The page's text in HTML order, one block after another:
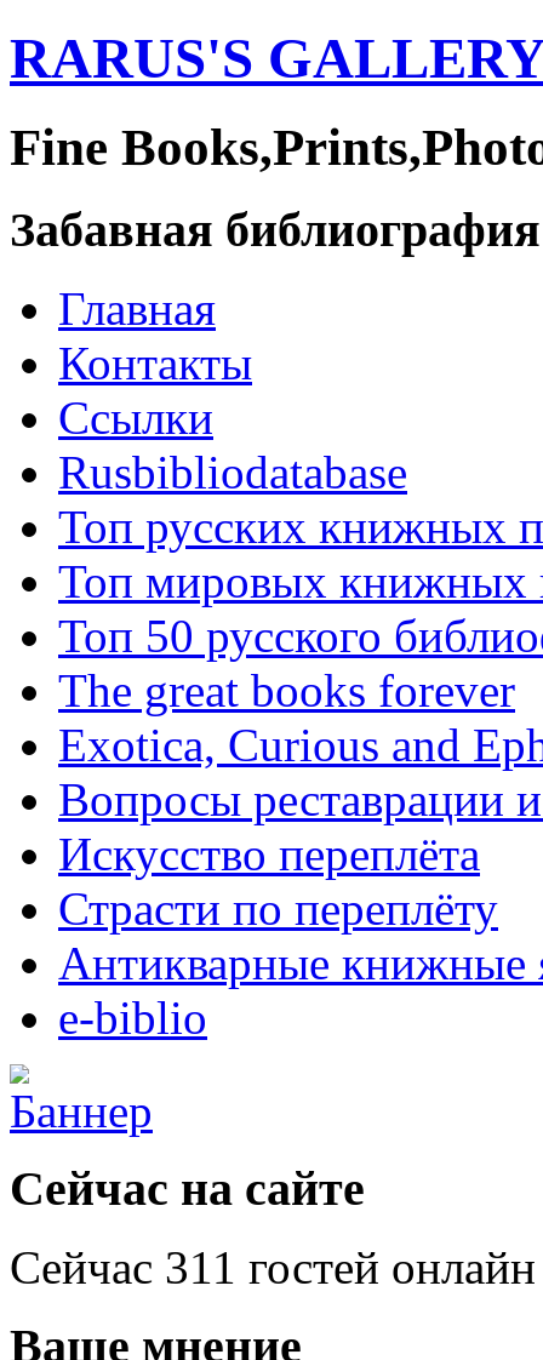
RARUS'S
Fine
Забавная библиография
Главная
Контакты
Ссылки
Rusbibliodatabase
Топ русских книжных
Топ мировых книжных
Топ 50 русского
The great books forever
Exotica, Curious and
Вопросы реставрации
Искусство переплёта
Страсти по переплёту
Антикварные книжные
e-biblio
Сейчас на сайте
Сейчас 311 гостей онлайн
Ваше мнение